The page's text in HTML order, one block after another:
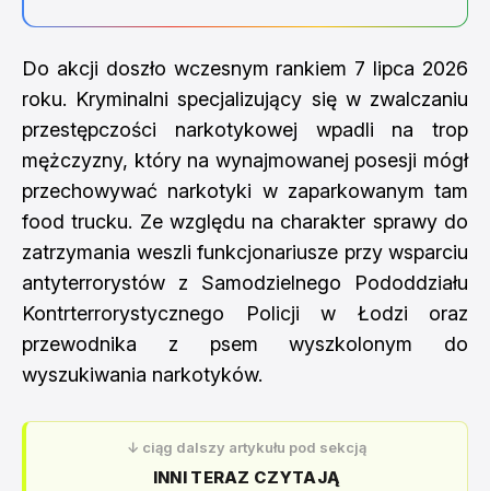
Do akcji doszło wczesnym rankiem 7 lipca 2026
roku. Kryminalni specjalizujący się w zwalczaniu
przestępczości narkotykowej wpadli na trop
mężczyzny, który na wynajmowanej posesji mógł
przechowywać narkotyki w zaparkowanym tam
food trucku. Ze względu na charakter sprawy do
zatrzymania weszli funkcjonariusze przy wsparciu
antyterrorystów z Samodzielnego Pododdziału
Kontrterrorystycznego Policji w Łodzi oraz
przewodnika z psem wyszkolonym do
wyszukiwania narkotyków.
↓ ciąg dalszy artykułu pod sekcją
INNI TERAZ CZYTAJĄ